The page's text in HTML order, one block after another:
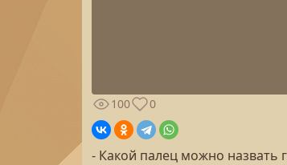
100
0
- Какой палец можно